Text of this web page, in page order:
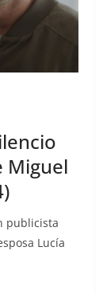
Miguel
publicista
Lucía